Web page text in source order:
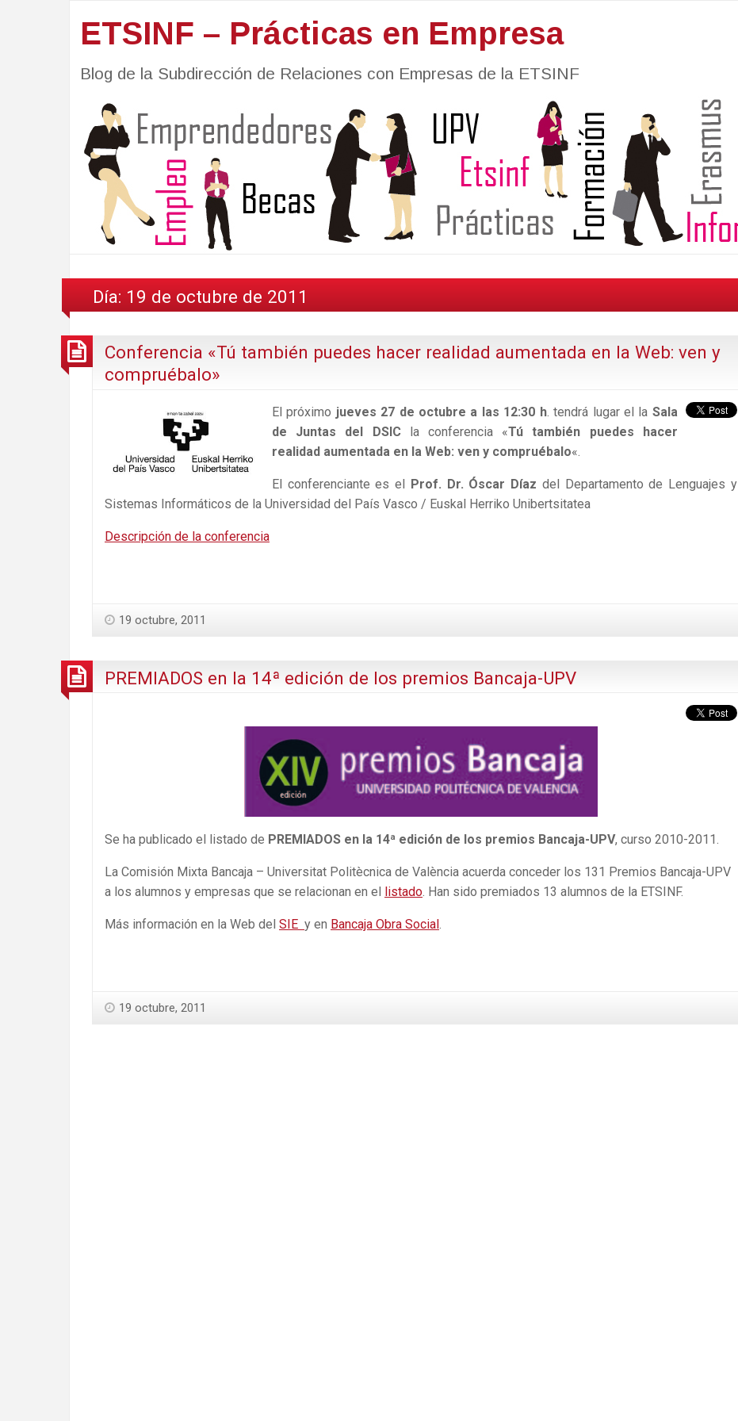
ETSINF – Prácticas en Empresa
Blog de la Subdirección de Relaciones con Empresas de la ETSINF
Día: 19 de octubre de 2011
Conferencia «Tú también puedes hacer realidad aumentada en la Web: ven y
compruébalo»
El próximo jueves 27 de octubre a las 12:30 h. tendrá lugar el la Sala
de Juntas del DSICla conferencia «Tú también puedes hacer
realidad aumentada en la Web: ven y compruébalo«.
El conferenciante es el Prof. Dr. Óscar Díaz del Departamento de Lenguajes y
Sistemas Informáticos de la Universidad del País Vasco / Euskal Herriko Unibertsitatea
Descripción de la conferencia
19 octubre, 2011
PREMIADOS en la 14ª edición de los premios Bancaja-UPV
Se ha publicado el listado de PREMIADOS en la 14ª edición de los premios Bancaja-UPV, curso 2010-2011.
La Comisión Mixta Bancaja – Universitat Politècnica de València acuerda conceder los 131 Premios Bancaja-UPV
a los alumnos y empresas que se relacionan en el
listado. Han sido premiados 13 alumnos de la ETSINF.
Más información en la Web del SIE y en Bancaja Obra Social .
19 octubre, 2011